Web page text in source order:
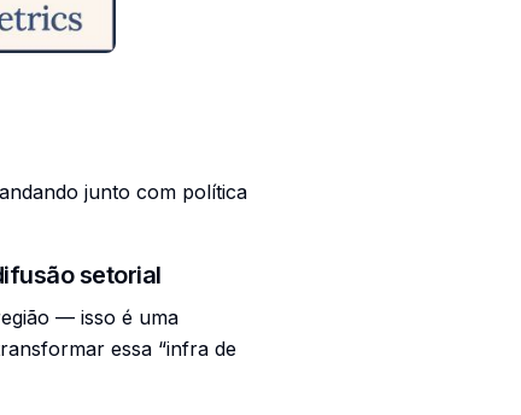
junto com política
setorial
— isso é uma
essa “infra de